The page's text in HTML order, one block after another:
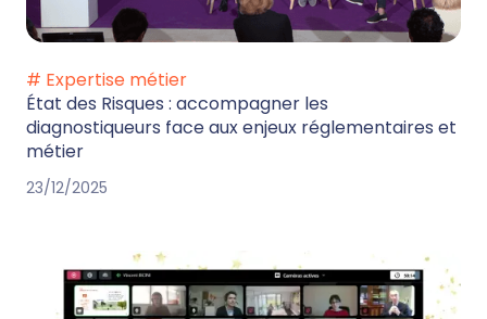
# Expertise métier
État des Risques : accompagner les
diagnostiqueurs face aux enjeux réglementaires et
métier
23/12/2025